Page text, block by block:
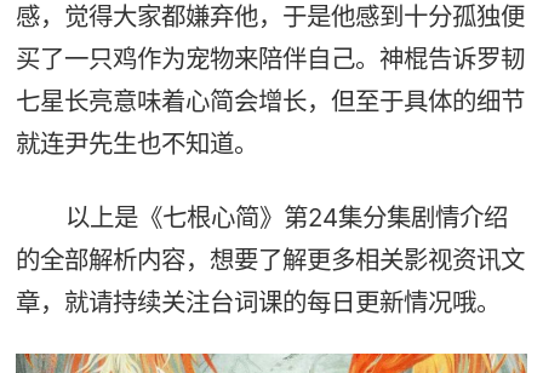
感，觉得大家都嫌弃他，于是他感到十分孤独便
买了一只鸡作为宠物来陪伴自己。神棍告诉罗韧
七星长亮意味着心简会增长，但至于具体的细节
就连尹先生也不知道。
以上是《七根心简》第24集分集剧情介绍
的全部解析内容，想要了解更多相关影视资讯文
章，就请持续关注台词课的每日更新情况哦。